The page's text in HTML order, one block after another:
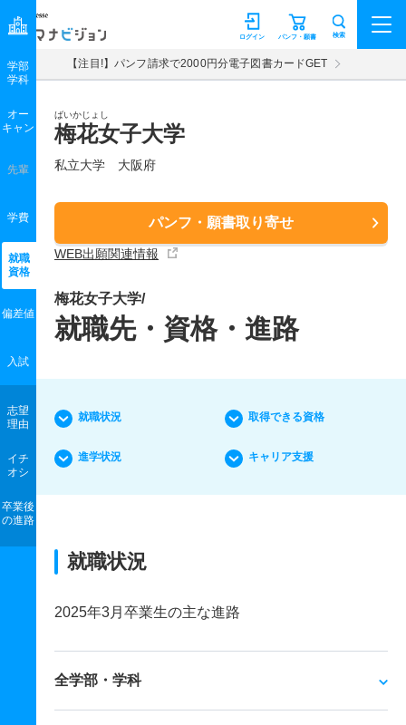
マナビジョン パンフ・願書
ログイン 検索
【注目!】パンフ請求で2000円分電子図書カードGET
ばいかじょし
梅花女子大学
私立大学 大阪府
パンフ・願書取り寄せ
WEB出願関連情報
学部
学科
オー
キャン
先輩
学費
就職
資格
偏差値
入試
志望
理由
イチ
オシ
卒業後
の進路
梅花女子大学/
就職先・資格・進路
就職状況 取得できる資格
進学状況 キャリア支援
就職状況
2025年3月卒業生の主な進路
全学部・学科